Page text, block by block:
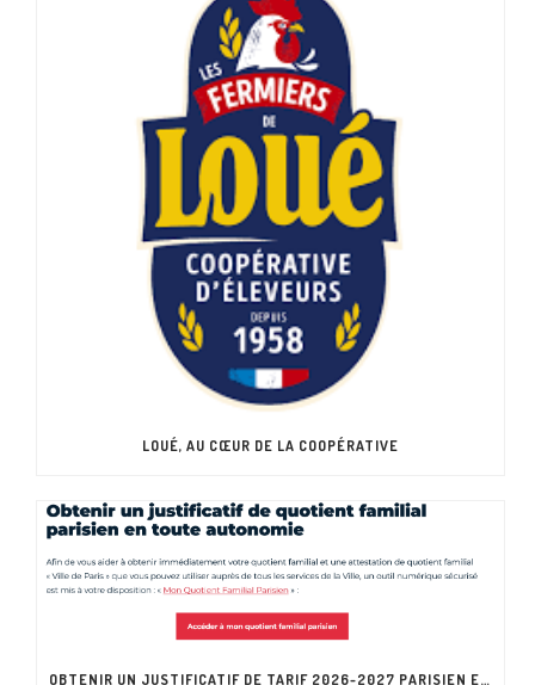
LOUÉ, AU CŒUR DE LA COOPÉRATIVE
OBTENIR UN JUSTIFICATIF DE TARIF 2026-2027 PARISIEN EN TOUTE AUTONOMIE